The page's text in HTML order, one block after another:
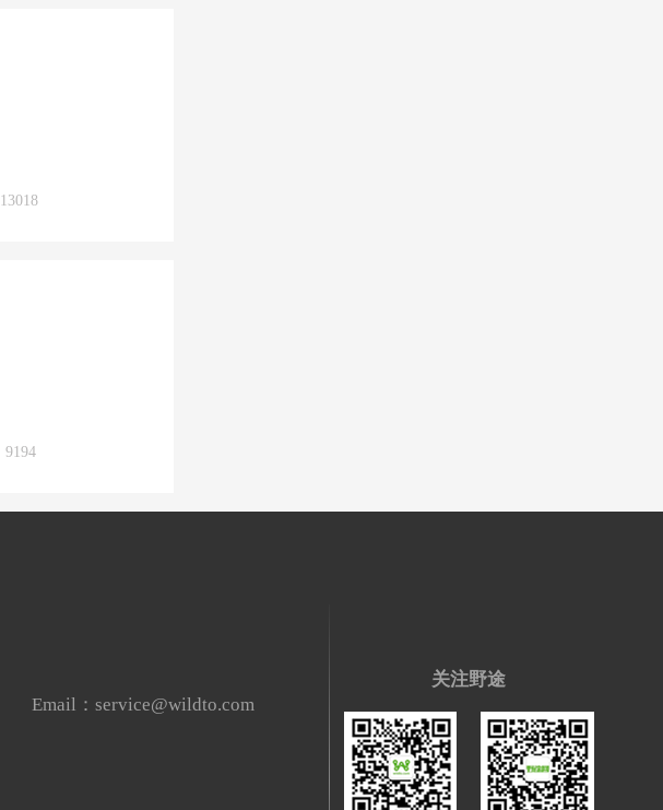
13018
9194
Email：service@wildto.com
关注野途